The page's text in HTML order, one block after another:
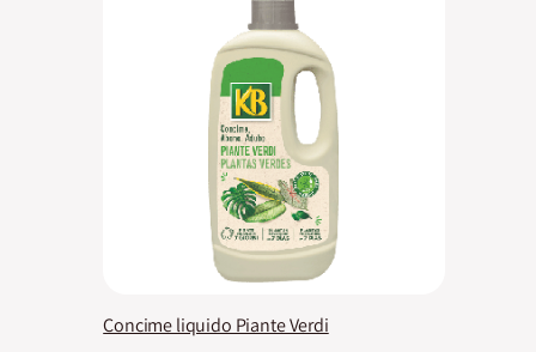
Concime liquido Piante Verdi